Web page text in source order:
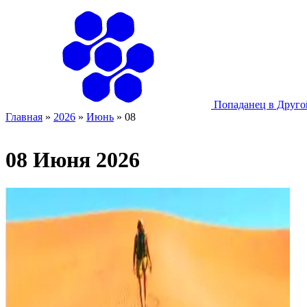
Попаданец в
Главная » 2026 » Июнь » 08
08 Июня 2026